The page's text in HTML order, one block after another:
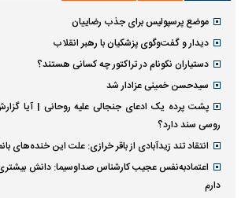
موضع پرسپولیس برای جذب رضاییان
دیدار و گفت‌وگوی پزشکیان با رهبر انقلاب
دستیاران نکونام در تراکتور چه کسانی هستند؟
سیدحسن خمینی عزادار شد
پشت پرده یک ادعای جنجالی علیه روحانی | آیا
روسی سند دارد؟
انتقاد تند زیدآبادی از باقر خرازی: علت این
اعتمادبه‌نفس عجیب کارشناس صداوسیما: دانش
دارم